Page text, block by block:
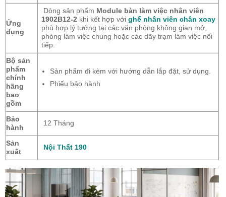
Ứng
dụng
Dòng sản phẩm Module bàn làm việc nhân viên
1902B12-2 khi kết hợp với ghế nhân viên chân xoay
phù hợp lý tưởng tại các văn phòng không gian mở,
phòng làm việc chung hoặc các dãy trạm làm việc nối
tiếp.
Bộ sản
phẩm
chính
hãng
bao
gồm
Sản phẩm đi kèm với hướng dẫn lắp đặt, sử dụng.
Phiếu bảo hành
Bảo
hành
12 Tháng
Sản
xuất
Nội Thất 190